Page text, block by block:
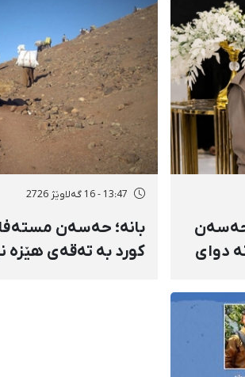
حەسەن
دوای
13:47 - 16 گەلاوێژ 2726
بانه؛ حەسەن
کورد بە تەقەی هێزە